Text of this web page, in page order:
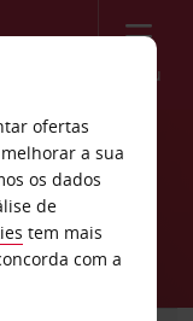
Menu
ofertas
a sua
os dados
de
tem mais
com a